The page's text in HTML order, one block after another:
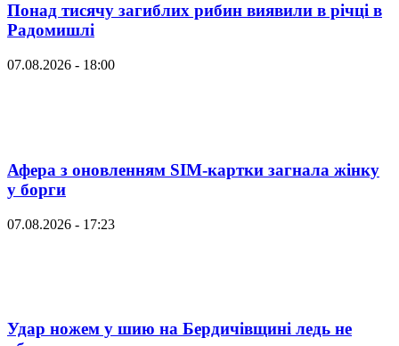
Понад тисячу загиблих рибин виявили в річці в
Радомишлі
07.08.2026 - 18:00
Афера з оновленням SIM-картки загнала жінку
у борги
07.08.2026 - 17:23
Удар ножем у шию на Бердичівщині ледь не